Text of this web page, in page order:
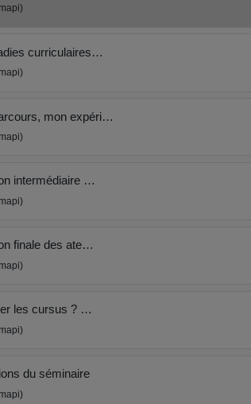
curriculaires…
mon expéri…
intermédiaire …
finale des ate…
les cursus ? …
du séminaire